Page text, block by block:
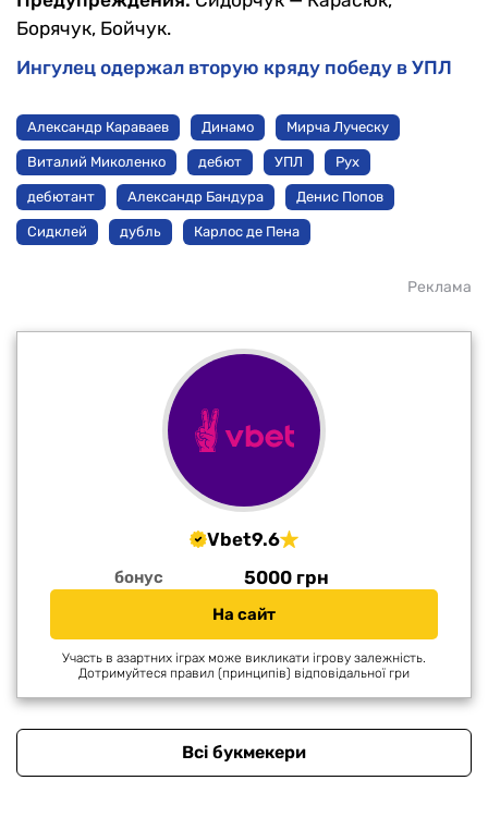
Борячук, Бойчук.
Ингулец одержал вторую кряду победу в УПЛ
Александр Караваев Динамо Мирча Луческу
Виталий Миколенко дебют УПЛ Рух
дебютант Александр Бандура Денис Попов
Сидклей дубль Карлос де Пена
Реклама
Vbet9.6
бонус 5000 грн
На сайт
Участь в азартних іграх може викликати ігрову залежність.
Дотримуйтеся правил (принципів) відповідальної гри
Всі букмекери